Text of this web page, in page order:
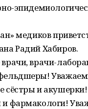
медиков
Радий Хабиров.
врачи-
сёстры и
фармакологи!